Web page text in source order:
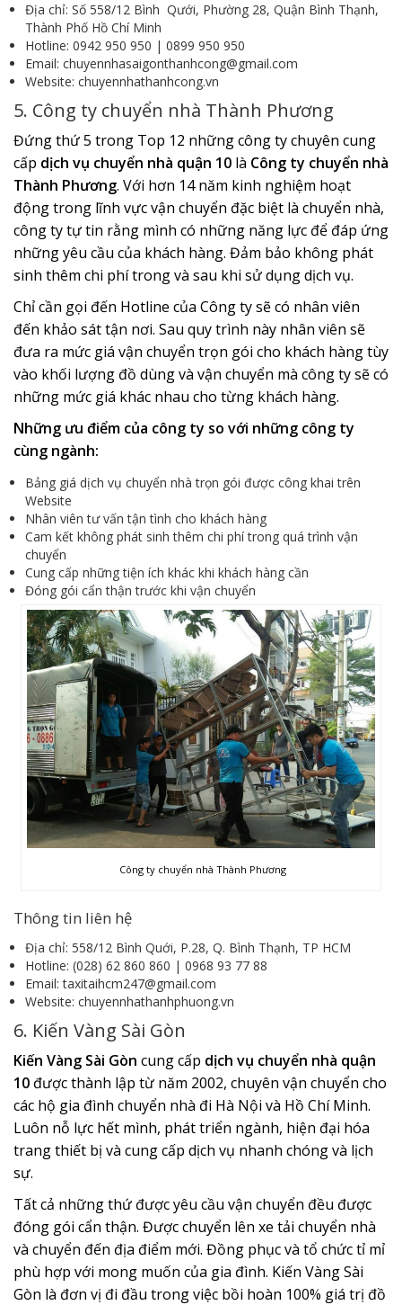
Địa chỉ: Số 558/12 Bình Qưới, Phường 28, Quận Bình Thạnh,
Thành Phố Hồ Chí Minh
Hotline: 0942 950 950 | 0899 950 950
Email: chuyennhasaigonthanhcong@gmail.com
Website: chuyennhathanhcong.vn
5. Công ty chuyển nhà Thành Phương
Đứng thứ 5 trong Top 12 những công ty chuyên cung
cấp dịch vụ chuyển nhà quận 10 là Công ty chuyển nhà
Thành Phương. Với hơn 14 năm kinh nghiệm hoạt
động trong lĩnh vực vận chuyển đặc biệt là chuyển nhà,
công ty tự tin rằng mình có những năng lực để đáp ứng
những yêu cầu của khách hàng. Đảm bảo không phát
sinh thêm chi phí trong và sau khi sử dụng dịch vụ.
Chỉ cần gọi đến Hotline của Công ty sẽ có nhân viên
đến khảo sát tận nơi. Sau quy trình này nhân viên sẽ
đưa ra mức giá vận chuyển trọn gói cho khách hàng tùy
vào khối lượng đồ dùng và vận chuyển mà công ty sẽ có
những mức giá khác nhau cho từng khách hàng.
Những ưu điểm của công ty so với những công ty
cùng ngành:
Bảng giá dịch vụ chuyển nhà trọn gói được công khai trên
Website
Nhân viên tư vấn tận tình cho khách hàng
Cam kết không phát sinh thêm chi phí trong quá trình vận
chuyển
Cung cấp những tiện ích khác khi khách hàng cần
Đóng gói cẩn thận trước khi vận chuyển
Công ty chuyển nhà Thành Phương
Thông tin liên hệ
Địa chỉ: 558/12 Bình Quới, P.28, Q. Bình Thạnh, TP HCM
Hotline: (028) 62 860 860 | 0968 93 77 88
Email: taxitaihcm247@gmail.com
Website: chuyennhathanhphuong.vn
6. Kiến Vàng Sài Gòn
Kiến Vàng Sài Gòn cung cấp dịch vụ chuyển nhà quận
10 được thành lập từ năm 2002, chuyên vận chuyển cho
các hộ gia đình chuyển nhà đi Hà Nội và Hồ Chí Minh.
Luôn nỗ lực hết mình, phát triển ngành, hiện đại hóa
trang thiết bị và cung cấp dịch vụ nhanh chóng và lịch
sự.
Tất cả những thứ được yêu cầu vận chuyển đều được
đóng gói cẩn thận. Được chuyển lên xe tải chuyển nhà
và chuyển đến địa điểm mới. Đồng phục và tổ chức tỉ mỉ
phù hợp với mong muốn của gia đình. Kiến Vàng Sài
Gòn là đơn vị đi đầu trong việc bồi hoàn 100% giá trị đồ